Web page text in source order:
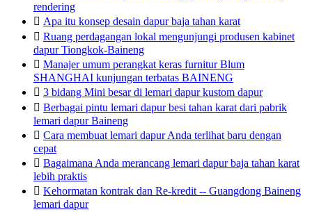
rendering
 Apa itu konsep desain dapur baja tahan karat
 Ruang perdagangan lokal mengunjungi produsen kabinet
dapur Tiongkok-Baineng
 Manajer umum perangkat keras furnitur Blum
SHANGHAI kunjungan terbatas BAINENG
 3 bidang Mini besar di lemari dapur kustom dapur
 Berbagai pintu lemari dapur besi tahan karat dari pabrik
lemari dapur Baineng
 Cara membuat lemari dapur Anda terlihat baru dengan
cepat
 Bagaimana Anda merancang lemari dapur baja tahan karat
lebih praktis
 Kehormatan kontrak dan Re-kredit -- Guangdong Baineng
lemari dapur